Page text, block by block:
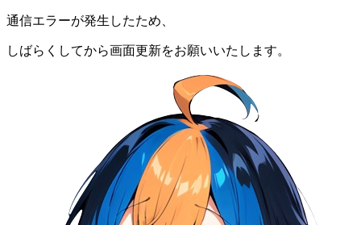
通信エラーが発生したため、
しばらくしてから画面更新をお願いいたします。